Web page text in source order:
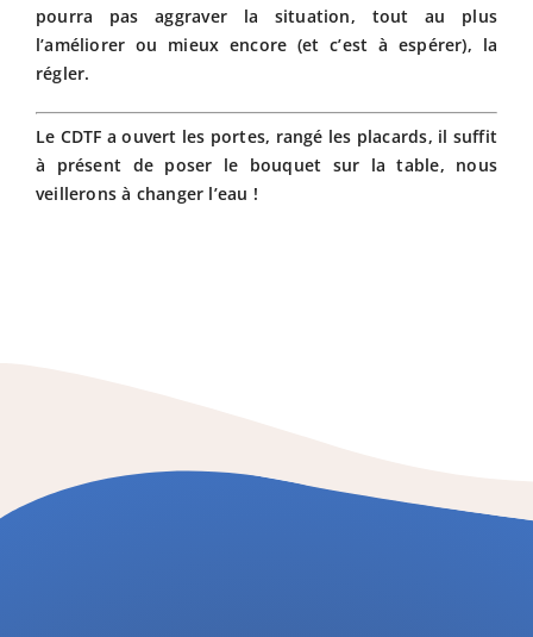
pourra pas aggraver la situation, tout au plus
l’améliorer ou mieux encore (et c’est à espérer), la
régler.
Le CDTF a ouvert les portes, rangé les placards, il suffit
à présent de poser le bouquet sur la table, nous
veillerons à changer l’eau !